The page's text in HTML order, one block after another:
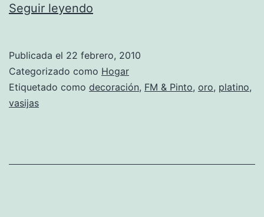
Seguir leyendo
españolas,
el
coleccionistas.
Publicada el 22 febrero, 2010
Categorizado como Hogar
Etiquetado como decoración, FM & Pinto, oro, platino,
vasijas